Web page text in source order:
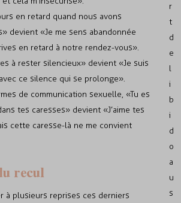
en retard quand nous avons
devient «Je me sens abandonnée
en retard à notre rendez-vous».
à rester silencieux» devient «Je suis
ce silence qui se prolonge».
de communication sexuelle, «Tu es
tes caresses» devient «J’aime tes
cette caresse-là ne me convient
recul
à plusieurs reprises ces derniers
r
t
d
e
l
i
b
i
d
o
a
u
s